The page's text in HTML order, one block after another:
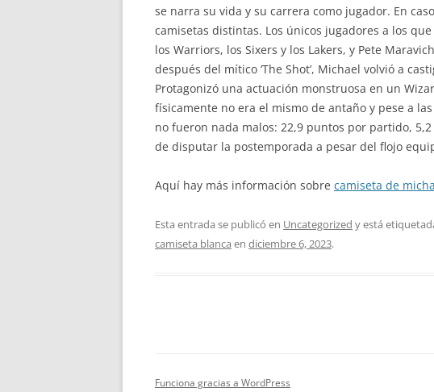
se narra su vida y su carrera como jugador. En
camisetas distintas. Los únicos jugadores a los
los Warriors, los Sixers y los Lakers, y Pete
después del mítico ‘The Shot’, Michael volvió a
Protagonizó una actuación monstruosa en un
físicamente no era el mismo de antaño y pese a
no fueron nada malos: 22,9 puntos por partido,
de disputar la postemporada a pesar del flojo
Aquí hay más información sobre camiseta de
Esta entrada se publicó en Uncategorized y está
camiseta blanca en diciembre 6, 2023.
Funciona gracias a WordPress